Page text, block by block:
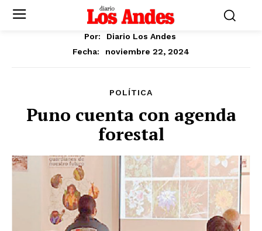
Por:
Diario Los Andes
Fecha:
noviembre 22, 2024
POLÍTICA
Puno cuenta con agenda
forestal